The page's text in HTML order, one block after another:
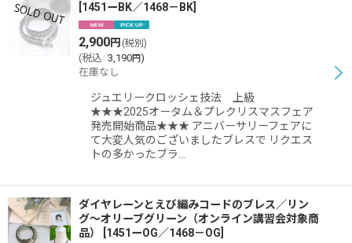
1451ーBK／1468－BK
2,900円 (税別)
(税込 : 3,190円)
在庫なし
ジュエリークロッシェ技法 上級
★★★2025オータム＆プレクリスマスフェア
発売開始商品★★★ アニバーサリーフェアに
て大変人気のございましたブレスで リクエス
トの多かったブラ…
ダイヤレーンとえび編みコードのブレス／リン
グ〜オリーブグリーン（オンライン講習会対象商
品）
1451ーOG／1468－OG